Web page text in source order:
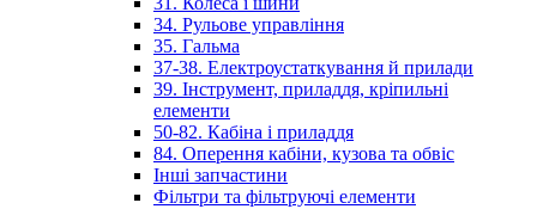
34. Рульове управління
35. Гальма
37-38. Електроустаткування й прилади
39. Інструмент, приладдя, кріпильні
елементи
50-82. Кабіна і приладдя
84. Оперення кабіни, кузова та обвіс
Інші запчастини
Фільтри та фільтруючі елементи